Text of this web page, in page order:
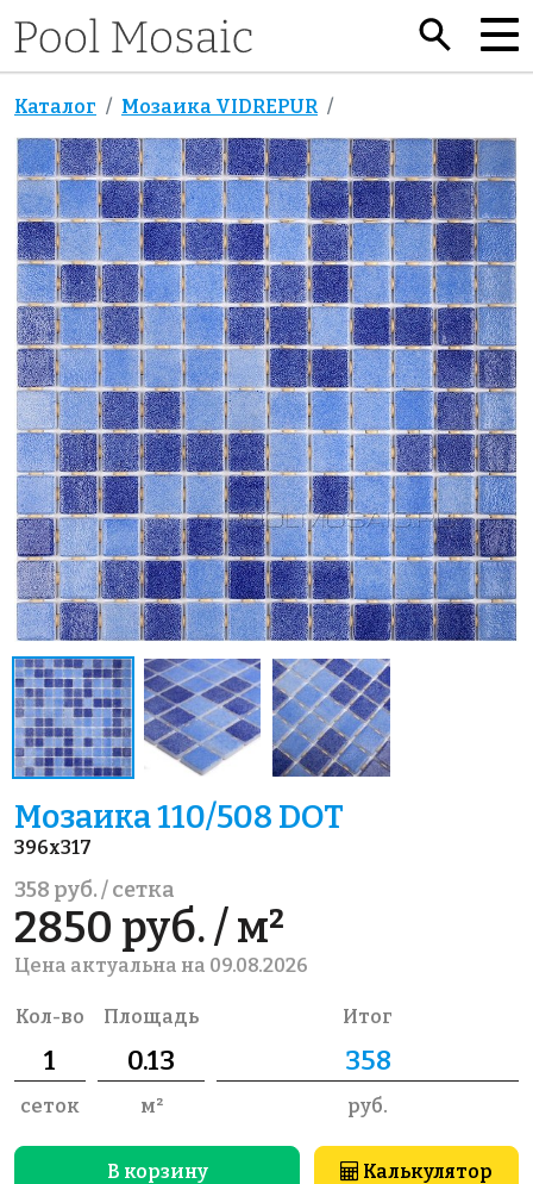
Каталог Мозаика VIDREPUR
Мозаика 110/508 DOT
396x317
358 руб. / сетка
2850 руб. / м²
Цена актуальна на 09.08.2026
Кол-во
сеток
Площадь
м²
Итог
руб.
В корзину Калькулятор